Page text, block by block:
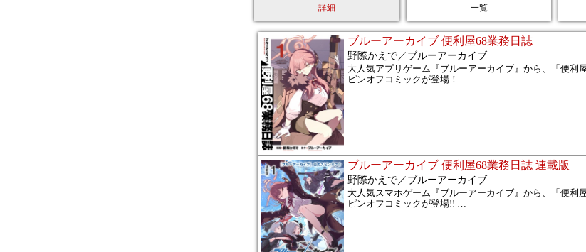
詳細 一覧
ブルーアーカイブ 便利屋68業務日誌
野際かえで／ブルーアーカイブ
大人気アプリゲーム『ブルーアーカイブ』から、「便利
ピンオフコミックが登場！ …
ブルーアーカイブ 便利屋68業務日誌 連載版
野際かえで／ブルーアーカイブ
大人気スマホゲーム『ブルーアーカイブ』から、「便利
ピンオフコミックが登場!! …